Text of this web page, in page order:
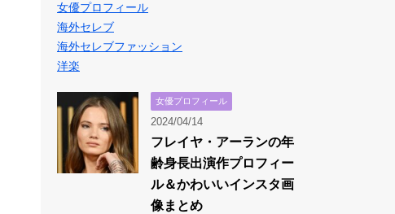
女優プロフィール
海外セレブ
海外セレブファッション
洋楽
女優プロフィール
2024/04/14
フレイヤ・アーランの年
齢身長出演作プロフィー
ル＆かわいいインスタ画
像まとめ